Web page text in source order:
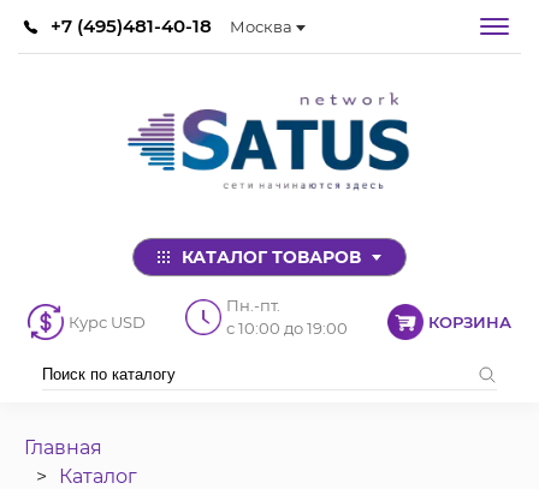
+7 (495)481-40-18 Москва
КАТАЛОГ ТОВАРОВ
Курс USD
Пн.-пт.
с 10:00 до 19:00
КОРЗИНА
Главная
Каталог